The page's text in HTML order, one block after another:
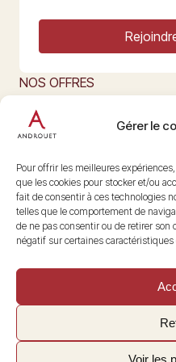
Gérer le
Pour offrir les meilleures
que les cookies pour stocker et/ou
fait de consentir à ces technologies
telles que le comportement de
de ne pas consentir ou de retirer
négatif sur certaines
Voir les
NOS OFFRES
L’ART DU FROMAGE
Nous suivre
@maisonandrouet
Copyright ©
Site par